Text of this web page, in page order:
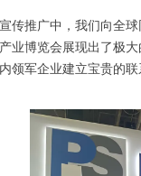
传推广中，我们向全
业博览会展现出了极
领军企业建立宝贵的联